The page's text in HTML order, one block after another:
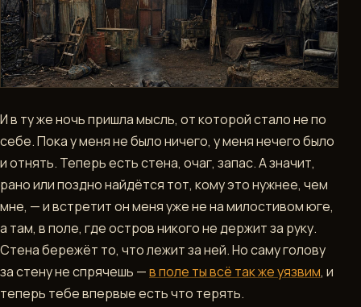
И в ту же ночь пришла мысль, от которой стало не по
себе. Пока у меня не было ничего, у меня нечего было
и отнять. Теперь есть стена, очаг, запас. А значит,
рано или поздно найдётся тот, кому это нужнее, чем
мне, — и встретит он меня уже не на милостивом юге,
а там, в поле, где остров никого не держит за руку.
Стена бережёт то, что лежит за ней. Но саму голову
за стену не спрячешь —в поле ты всё так же уязвим, и
теперь тебе впервые есть что терять.